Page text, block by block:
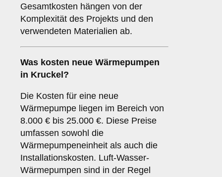
Gesamtkosten hängen von der
Komplexität des Projekts und den
verwendeten Materialien ab.
Was kosten neue Wärmepumpen
in Kruckel?
Die Kosten für eine neue
Wärmepumpe liegen im Bereich von
8.000 € bis 25.000 €. Diese Preise
umfassen sowohl die
Wärmepumpeneinheit als auch die
Installationskosten. Luft-Wasser-
Wärmepumpen sind in der Regel